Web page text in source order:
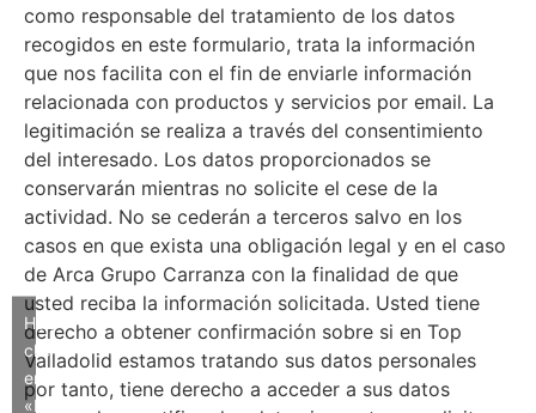
como responsable del tratamiento de los datos
recogidos en este formulario, trata la información
que nos facilita con el fin de enviarle información
relacionada con productos y servicios por email. La
legitimación se realiza a través del consentimiento
del interesado. Los datos proporcionados se
conservarán mientras no solicite el cese de la
actividad. No se cederán a terceros salvo en los
casos en que exista una obligación legal y en el caso
de Arca Grupo Carranza con la finalidad de que
usted reciba la información solicitada. Usted tiene
derecho a obtener confirmación sobre si en Top
Valladolid estamos tratando sus datos personales
por tanto, tiene derecho a acceder a sus datos
Haz
clic
en
«Estoy